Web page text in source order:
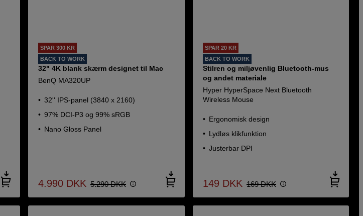
SPAR 300 KR
BACK TO WORK
32" 4K blank skærm designet til Mac
BenQ MA320UP
32'' IPS-panel (3840 x 2160)
97% DCI-P3 og 99% sRGB
Nano Gloss Panel
4.990 DKK 5.290 DKK
SPAR 20 KR
BACK TO WORK
Stilren og miljøvenlig Bluetooth-mus
og andet materiale
Hyper HyperSpace Next Bluetooth
Wireless Mouse
Ergonomisk design
Lydløs klikfunktion
Justerbar DPI
149 DKK 169 DKK